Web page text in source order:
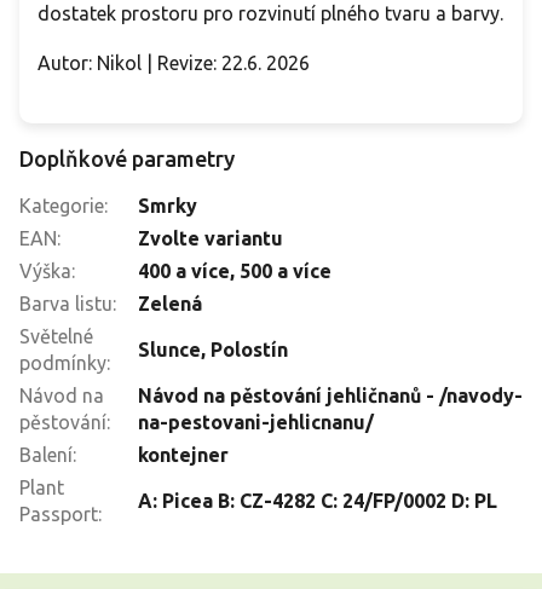
dostatek prostoru pro rozvinutí plného tvaru a barvy.
Autor: Nikol | Revize: 22.6. 2026
Doplňkové parametry
Kategorie:
Smrky
EAN:
Zvolte variantu
Výška: 400 a více, 500 a více
Barva listu:
Zelená
Světelné
podmínky:
Slunce, Polostín
Návod na
pěstování:
Návod na pěstování jehličnanů - /navody-
na-pestovani-jehlicnanu/
Balení:
kontejner
Plant
Passport:
A: Picea B: CZ-4282 C: 24/FP/0002 D: PL